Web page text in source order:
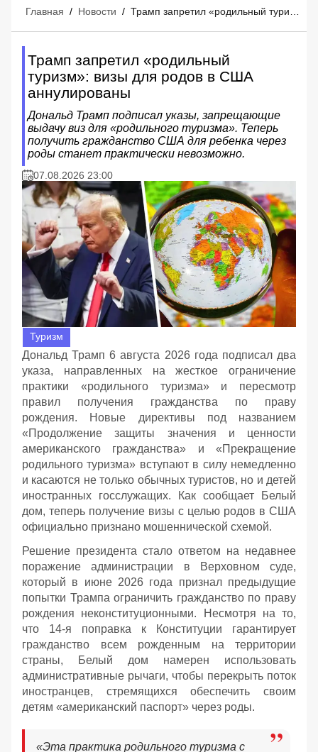
Главная / Новости /
Трамп запретил «родильный
туризм»: визы для родов в США
аннулированы
Дональд Трамп подписал указы, запрещающие
выдачу виз для «родильного туризма». Теперь
получить гражданство США для ребенка через
роды станет практически невозможно.
07.08.2026 23:00
Туризм
Дональд Трамп 6 августа 2026 года подписал два
указа, направленных на жесткое ограничение
практики «родильного туризма» и пересмотр
правил получения гражданства по праву
рождения. Новые директивы под названием
«Продолжение защиты значения и ценности
американского гражданства» и «Прекращение
родильного туризма» вступают в силу немедленно
и касаются не только обычных туристов, но и детей
иностранных госслужащих. Как сообщает Белый
дом, теперь получение визы с целью родов в США
официально признано мошеннической схемой.
Решение президента стало ответом на недавнее
поражение администрации в Верховном суде,
который в июне 2026 года признал предыдущие
попытки Трампа ограничить гражданство по праву
рождения неконституционными. Несмотря на то,
что 14-я поправка к Конституции гарантирует
гражданство всем рожденным на территории
страны, Белый дом намерен использовать
административные рычаги, чтобы перекрыть поток
иностранцев, стремящихся обеспечить своим
детям «американский паспорт» через роды.
«Эта практика родильного туризма с